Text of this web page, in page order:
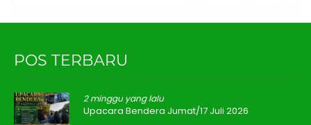
POS TERBARU
2 minggu yang lalu
Upacara Bendera Jumat/17 Juli 2026